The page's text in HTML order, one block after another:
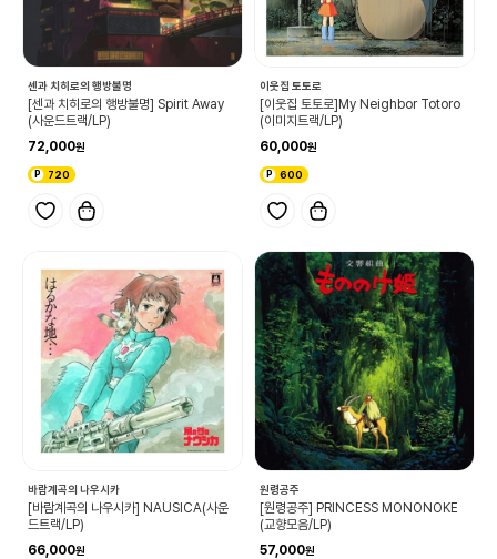
센과 치히로의 행방불명
[센과 치히로의 행방불명] Spirit Away
(사운드트랙/LP)
72,000
720
이웃집 토토로
[이웃집 토토로]My Neighbor Totoro
(이미지트랙/LP)
60,000
600
바람계곡의 나우시카
[바람계곡의 나우시카] NAUSICA(사운
드트랙/LP)
66,000
원령공주
[원령공주] PRINCESS MONONOKE
(교향모음/LP)
57,000